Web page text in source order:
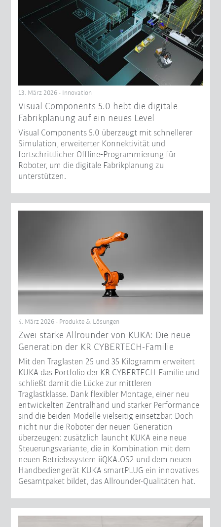
13. März 2026 - Innovation
Visual Components 5.0 hebt die digitale
Fabrikplanung auf ein neues Level
Visual Components 5.0 überzeugt mit schnellerer
Simulation, erweiterter Konnektivität und
fortschrittlicher Offline‑Programmierung für
Roboter, um die digitale Fabrikplanung zu
unterstützen.
4. März 2026 - Produkte & Lösungen
Zwei starke Allrounder von KUKA: Die neue
Generation der KR CYBERTECH-Familie
Mit den Traglasten 25 und 35 Kilogramm erweitert
KUKA das Portfolio der KR CYBERTECH-Familie und
schließt damit die Lücke zur mittleren
Traglastklasse. Dank flexibler Montage, einer neu
entwickelten Zentralhand und starker Performance
sind die beiden Modelle vielseitig einsetzbar. Doch
nicht nur die Roboter der neuen Generation
überzeugen: zusätzlich launcht KUKA eine neue
Steuerungsvariante, die in Kombination mit dem
neuen Betriebssystem iiQKA.OS2 und dem neuen
Handbediengerät KUKA smartPLUG ein innovatives
Gesamtpaket bildet, das Allrounder-Qualitäten hat.